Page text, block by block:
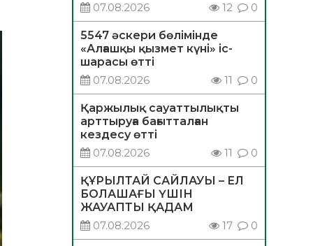
07.08.2026
12 0
5547 әскери бөлімінде
«Алғашқы қызмет күні» іс-
шарасы өтті
07.08.2026
11 0
Қаржылық сауаттылықты
арттыруға бағытталған
кездесу өтті
07.08.2026
11 0
ҚҰРЫЛТАЙ САЙЛАУЫ – ЕЛ
БОЛАШАҒЫ ҮШІН
ЖАУАПТЫ ҚАДАМ
07.08.2026
17 0